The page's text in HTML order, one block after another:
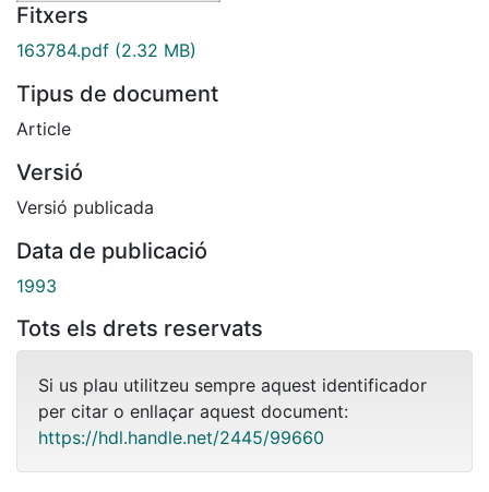
Fitxers
163784.pdf (2.32 MB)
Tipus de document
Article
Versió
Versió publicada
Data de publicació
1993
Tots els drets reservats
Si us plau utilitzeu sempre aquest identificador
per citar o enllaçar aquest document:
https://hdl.handle.net/2445/99660